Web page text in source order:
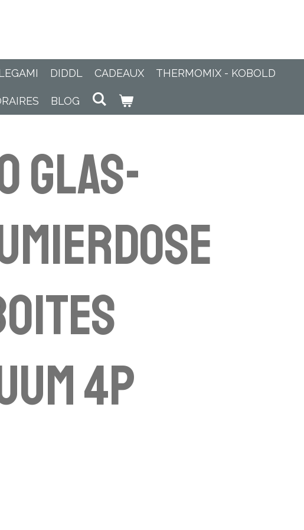
DIDDL CADEAUX THERMOMIX - KOBOLD
BLOG
Glas-
4p